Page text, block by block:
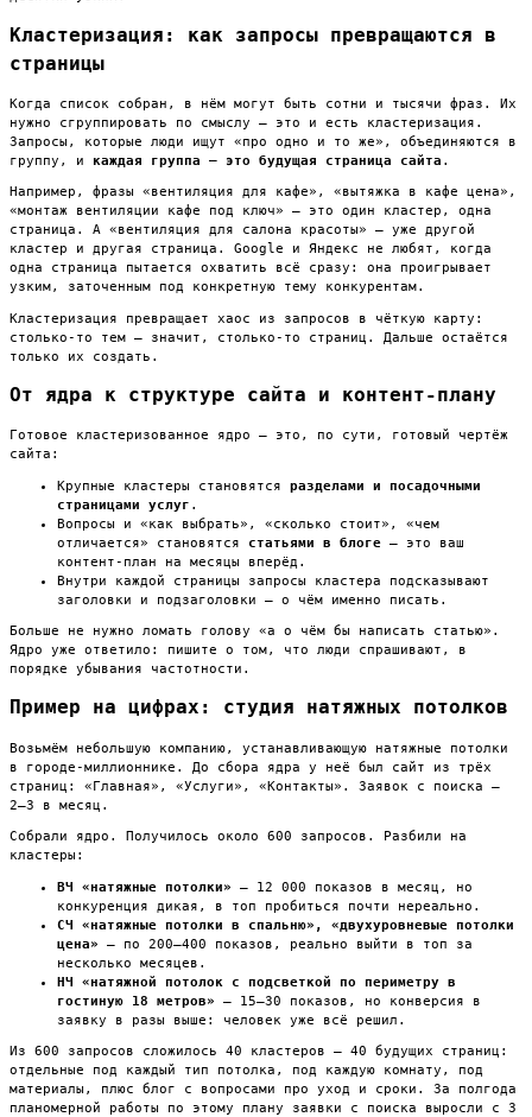
Кластеризация: как запросы превращаются в
страницы
Когда список собран, в нём могут быть сотни и тысячи фраз. Их
нужно сгруппировать по смыслу — это и есть кластеризация.
Запросы, которые люди ищут «про одно и то же», объединяются в
группу, и каждая группа — это будущая страница сайта .
Например, фразы «вентиляция для кафе», «вытяжка в кафе цена»,
«монтаж вентиляции кафе под ключ» — это один кластер, одна
страница. А «вентиляция для салона красоты» — уже другой
кластер и другая страница. Google и Яндекс не любят, когда
одна страница пытается охватить всё сразу: она проигрывает
узким, заточенным под конкретную тему конкурентам.
Кластеризация превращает хаос из запросов в чёткую карту:
столько-то тем — значит, столько-то страниц. Дальше остаётся
только их создать.
От ядра к структуре сайта и контент-плану
Готовое кластеризованное ядро — это, по сути, готовый чертёж
сайта:
Крупные кластеры становятся разделами и посадочными
страницами услуг .
Вопросы и «как выбрать», «сколько стоит», «чем
отличается» становятся статьями в блоге — это ваш
контент-план на месяцы вперёд.
Внутри каждой страницы запросы кластера подсказывают
заголовки и подзаголовки — о чём именно писать.
Больше не нужно ломать голову «а о чём бы написать статью».
Ядро уже ответило: пишите о том, что люди спрашивают, в
порядке убывания частотности.
Пример на цифрах: студия натяжных потолков
Возьмём небольшую компанию, устанавливающую натяжные потолки
в городе-миллионнике. До сбора ядра у неё был сайт из трёх
страниц: «Главная», «Услуги», «Контакты». Заявок с поиска —
2–3 в месяц.
Собрали ядро. Получилось около 600 запросов. Разбили на
кластеры:
ВЧ «натяжные потолки» — 12 000 показов в месяц, но
конкуренция дикая, в топ пробиться почти нереально.
СЧ «натяжные потолки в спальню», «двухуровневые потолки
цена» — по 200–400 показов, реально выйти в топ за
несколько месяцев.
НЧ «натяжной потолок с подсветкой по периметру в
гостиную 18 метров» — 15–30 показов, но конверсия в
заявку в разы выше: человек уже всё решил.
Из 600 запросов сложилось 40 кластеров — 40 будущих страниц:
отдельные под каждый тип потолка, под каждую комнату, под
материалы, плюс блог с вопросами про уход и сроки. За полгода
планомерной работы по этому плану заявки с поиска выросли с 3